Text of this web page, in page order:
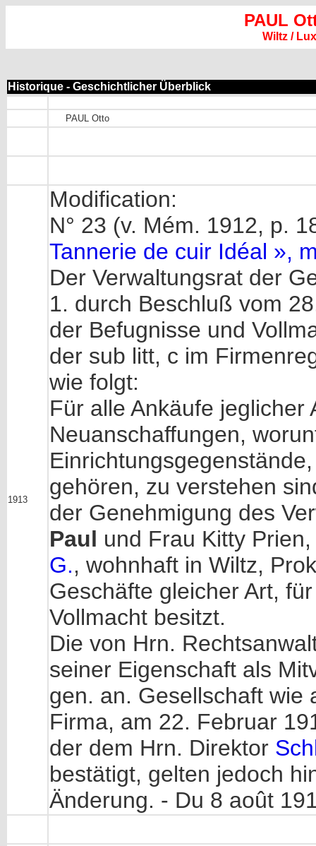
PAUL
Wiltz /
Historique - Geschichtlicher Überblick
PAUL Otto
1913
Modification:
N° 23 (v. Mém. 1912, p.
Tannerie de cuir Idéal »,
Der Verwaltungsrat der
1. durch Beschluß vom
der Befugnisse und
der sub litt, c im
wie folgt:
Für alle Ankäufe
Neuanschaffungen,
gehören, zu verstehen
der Genehmigung des
Paul und Frau Kitty
G., wohnhaft in Wiltz,
Geschäfte gleicher Art,
Vollmacht besitzt.
Die von Hrn.
seiner Eigenschaft als
gen. an. Gesellschaft wie
Firma, am 22. Februar
der dem Hrn. Direktor
bestätigt, gelten jedoch
Änderung. - Du 8 août